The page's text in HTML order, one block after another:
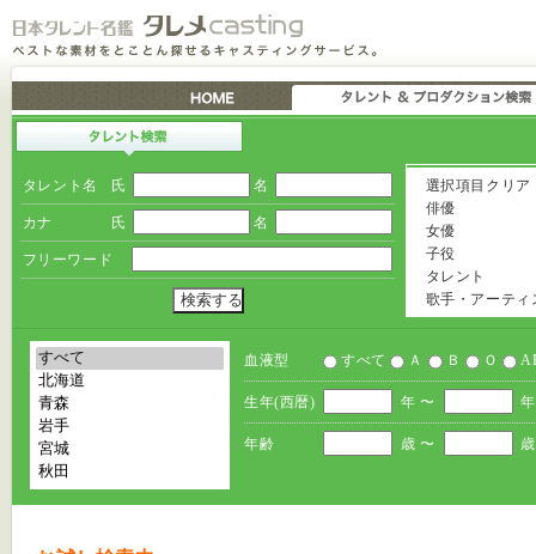
タレント名 氏 名
カナ 氏 名
フリーワード
選択項目クリア
俳優
女優
子役
タレント
歌手・アーティ
血液型 すべて Ａ Ｂ Ｏ
生年(西暦) 年 〜
年齢 歳 〜 歳